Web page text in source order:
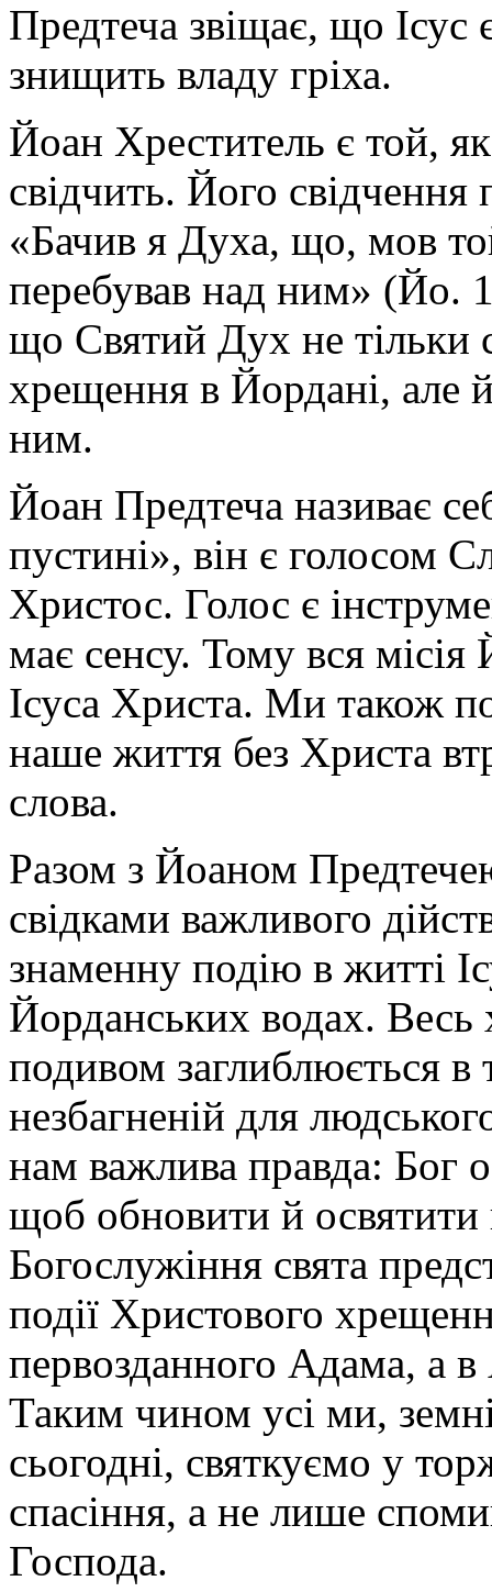
Предтеча звіщає, що
знищить владу гріха.
Йоан Хреститель є той,
свідчить. Його свідчення
«Бачив я Духа, що, мов
перебував над ним» (Йо.
що Святий Дух не тільки
хрещення в Йордані, але
ним.
Йоан Предтеча називає
пустині», він є голосом
Христос. Голос є
має сенсу. Тому вся
Ісуса Христа. Ми також
наше життя без Христа
слова.
Разом з Йоаном
свідками важливого
знаменну подію в житті
Йорданських водах. Весь
подивом заглиблюється в
незбагненій для
нам важлива правда: Бог
щоб обновити й освятити
Богослужіння свята
події Христового
первозданного Адама, а
Таким чином усі ми,
сьогодні, святкуємо у
спасіння, а не лише
Господа.